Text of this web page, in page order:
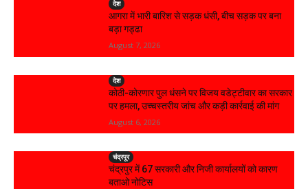
देश
आगरा में भारी बारिश से सड़क धंसी, बीच सड़क पर बना
बड़ा गड्ढा
August 7, 2026
देश
कोठी-कोरणार पुल धंसने पर विजय वडेट्टीवार का सरकार
पर हमला, उच्चस्तरीय जांच और कड़ी कार्रवाई की मांग
August 6, 2026
चंद्रपूर
चंद्रपुर में 67 सरकारी और निजी कार्यालयों को कारण
बताओ नोटिस